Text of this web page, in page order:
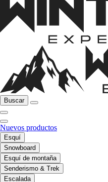
Buscar
Nuevos productos
Esquí
Snowboard
Esquí de montaña
Senderismo & Trek
Escalada